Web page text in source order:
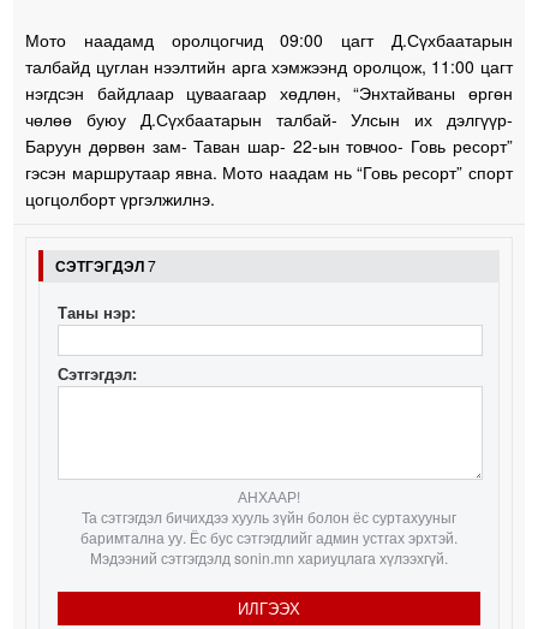
Мото наадамд оролцогчид 09:00 цагт Д.Сүхбаатарын
талбайд цуглан нээлтийн арга хэмжээнд оролцож, 11:00 цагт
нэгдсэн байдлаар цуваагаар хөдлөн, “Энхтайваны өргөн
чөлөө буюу Д.Сүхбаатарын талбай- Улсын их дэлгүүр-
Баруун дөрвөн зам- Таван шар- 22-ын товчоо- Говь ресорт”
гэсэн маршрутаар явна. Мото наадам нь “Говь ресорт” спорт
цогцолборт үргэлжилнэ.
СЭТГЭГДЭЛ7
Таны нэр:
Сэтгэгдэл:
АНХААР!
Та сэтгэгдэл бичихдээ хууль зүйн болон ёс суртахууныг
баримтална уу. Ёс бус сэтгэгдлийг админ устгах эрхтэй.
Мэдээний сэтгэгдэлд sonin.mn хариуцлага хүлээхгүй.
ИЛГЭЭХ